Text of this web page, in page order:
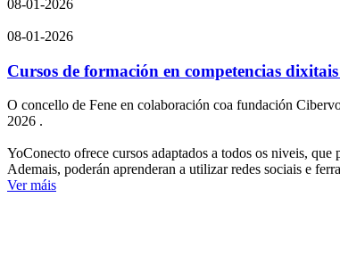
08-01-2026
08-01-2026
Cursos de formación en competencias
O concello de Fene en colaboración coa fundación
2026 .
YoConecto ofrece cursos adaptados a todos os niveis,
Ademais, poderán aprenderan a utilizar redes sociais e
Ver máis